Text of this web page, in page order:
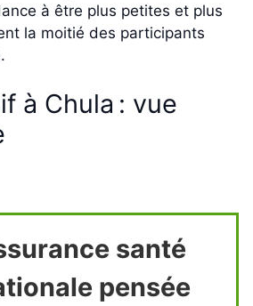
à être plus petites et plus
la moitié des participants
à Chula : vue
santé
pensée